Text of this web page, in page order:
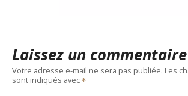
Laissez un commentaire
Votre adresse e-mail ne sera pas publiée. Les
sont indiqués avec